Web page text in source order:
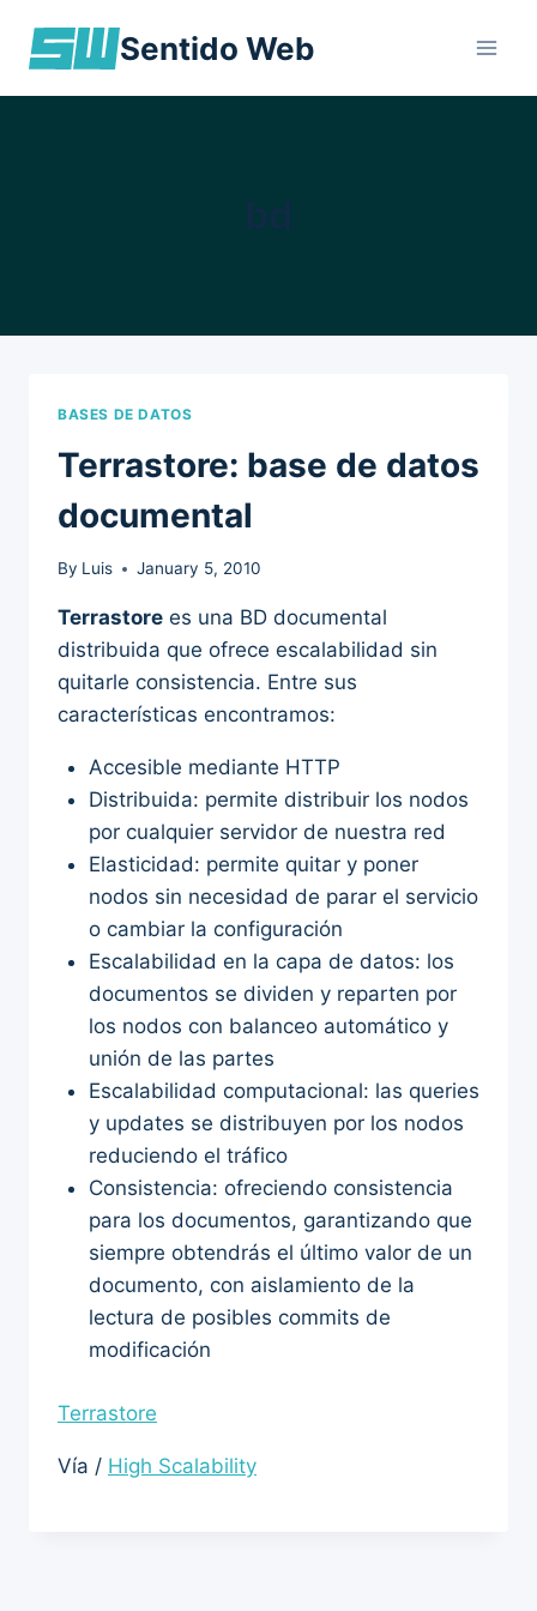
Sentido Web
BASES DE DATOS
Terrastore: base de datos
documental
By Luis January 5, 2010
Terrastore es una BD documental
distribuida que ofrece escalabilidad sin
quitarle consistencia. Entre sus
características encontramos:
Accesible mediante HTTP
Distribuida: permite distribuir los nodos
por cualquier servidor de nuestra red
Elasticidad: permite quitar y poner
nodos sin necesidad de parar el servicio
o cambiar la configuración
Escalabilidad en la capa de datos: los
documentos se dividen y reparten por
los nodos con balanceo automático y
unión de las partes
Escalabilidad computacional: las queries
y updates se distribuyen por los nodos
reduciendo el tráfico
Consistencia: ofreciendo consistencia
para los documentos, garantizando que
siempre obtendrás el último valor de un
documento, con aislamiento de la
lectura de posibles commits de
modificación
Terrastore
Vía / High Scalability